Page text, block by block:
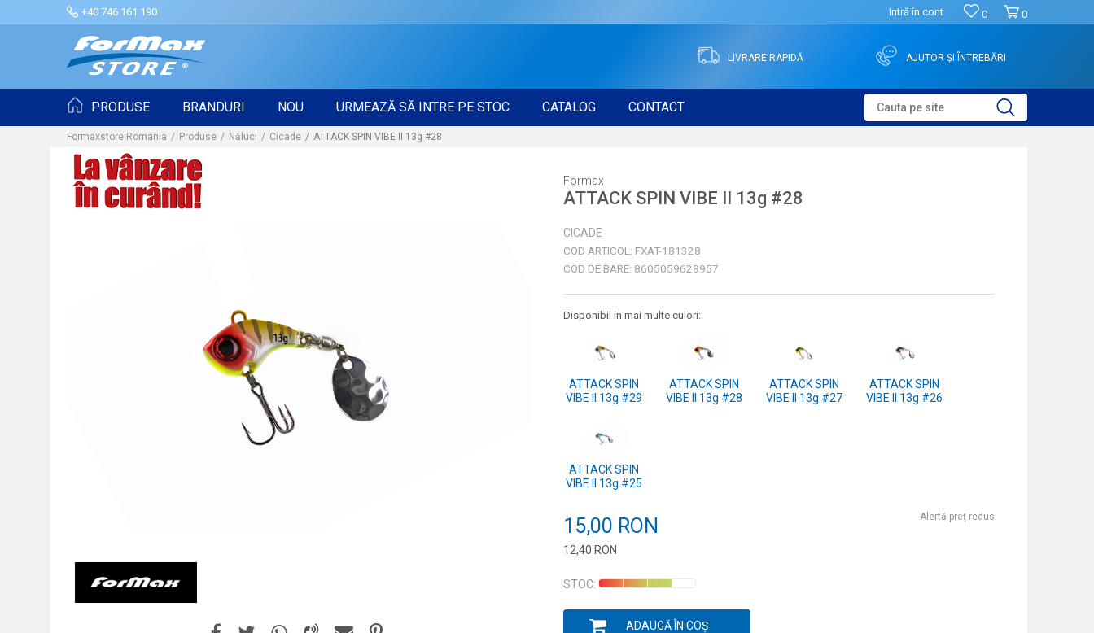
+40 746 161 190 0
0
Intră în cont
LIVRARE RAPIDĂ AJUTOR ȘI ÎNTREBĂRI
PRODUSE BRANDURI NOU URMEAZĂ SĂ INTRE PE STOC CATALOG CONTACT Cauta pe site
Formaxstore Romania Produse Năluci Cicade ATTACK SPIN VIBE II 13g #28
Formax
ATTACK SPIN VIBE II 13g #28
CICADE
COD ARTICOL: FXAT-181328
COD DE BARE: 8605059628957
Disponibil in mai multe culori:
ATTACK SPIN
VIBE II 13g #29
ATTACK SPIN
VIBE II 13g #28
ATTACK SPIN
VIBE II 13g #27
ATTACK SPIN
VIBE II 13g #26
ATTACK SPIN
VIBE II 13g #25
15,00 RON
12,40 RON
Alertă preț redus
STOC:
ADAUGĂ ÎN COȘ